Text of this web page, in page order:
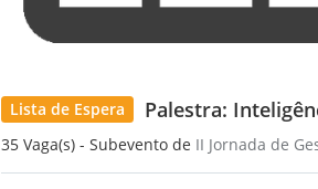
Lista de Espera Palestra:
35 Vaga(s) - Subevento de II Jornada de